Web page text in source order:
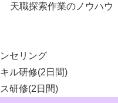
索作業のノウハウ
セリング
ル研修(2日間)
研修(2日間)